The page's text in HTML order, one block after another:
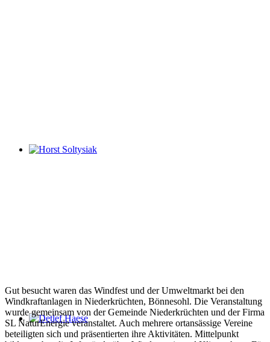
Detlef Haese
Gut besucht waren das Windfest und der Umweltmarkt bei den
Windkraftanlagen in Niederkrüchten, Bönnesohl. Die Veranstaltung
wurde gemeinsam von der Gemeinde Niederkrüchten und der Firma
SL NaturEnergie veranstaltet. Auch mehrere ortansässige Vereine
beteiligten sich und präsentierten ihre Aktivitäten. Mittelpunkt